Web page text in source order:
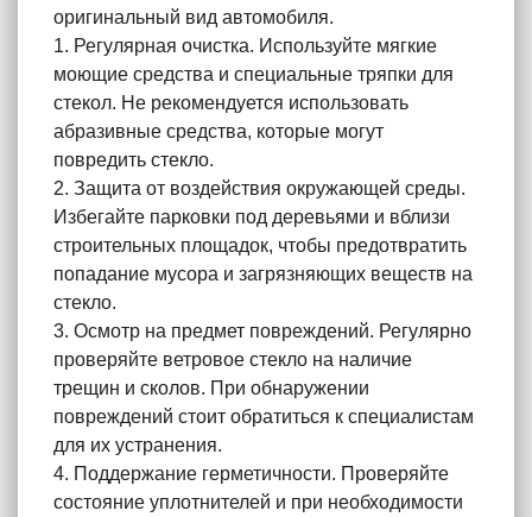
оригинальный вид автомобиля.
1. Регулярная очистка. Используйте мягкие
моющие средства и специальные тряпки для
стекол. Не рекомендуется использовать
абразивные средства, которые могут
повредить стекло.
2. Защита от воздействия окружающей среды.
Избегайте парковки под деревьями и вблизи
строительных площадок, чтобы предотвратить
попадание мусора и загрязняющих веществ на
стекло.
3. Осмотр на предмет повреждений. Регулярно
проверяйте ветровое стекло на наличие
трещин и сколов. При обнаружении
повреждений стоит обратиться к специалистам
для их устранения.
4. Поддержание герметичности. Проверяйте
состояние уплотнителей и при необходимости